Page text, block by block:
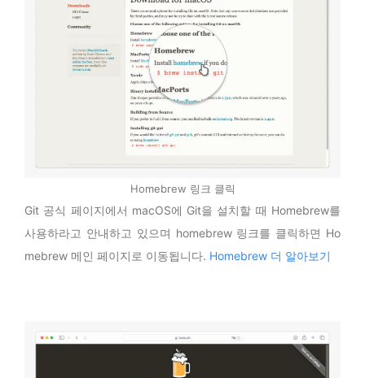
Homebrew 링크 클릭
Git 공식 페이지에서 macOS에 Git을 설치할 때 Homebrew를
사용하라고 안내하고 있으며 homebrew 링크를 클릭하면 Ho
mebrew 메인 페이지로 이동됩니다. Homebrew 더 알아보기